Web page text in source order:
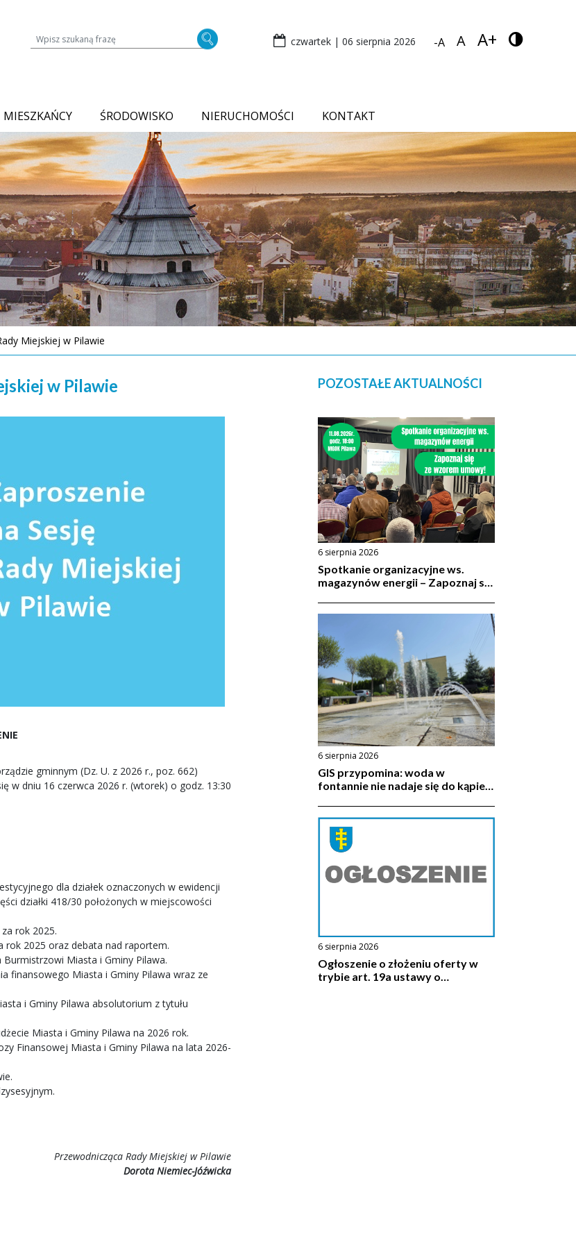
Wyszukiwarka treści na stronie czwartek | 06 sierpnia 2026 -A A A+
MIESZKAŃCY ŚRODOWISKO NIERUCHOMOŚCI KONTAKT
Miejskiej w Pilawie
w Pilawie
gminnym (Dz. U. z 2026 r., poz. 662)
w dniu 16 czerwca 2026 r. (wtorek) o godz. 13:30
dla działek oznaczonych w ewidencji
działki 418/30 położonych w miejscowości
rok 2025.
rok 2025 oraz debata nad raportem.
Miasta i Gminy Pilawa.
finansowego Miasta i Gminy Pilawa wraz ze
i Gminy Pilawa absolutorium z tytułu
Miasta i Gminy Pilawa na 2026 rok.
Finansowej Miasta i Gminy Pilawa na lata 2026-
Przewodnicząca Rady Miejskiej w Pilawie
Dorota Niemiec-Jóźwicka
POZOSTAŁE AKTUALNOŚCI
6 sierpnia 2026
Spotkanie organizacyjne ws.
magazynów energii – Zapoznaj się
6 sierpnia 2026
GIS przypomina: woda w
fontannie nie nadaje się do kąpieli
6 sierpnia 2026
Ogłoszenie o złożeniu oferty w
trybie art. 19a ustawy o